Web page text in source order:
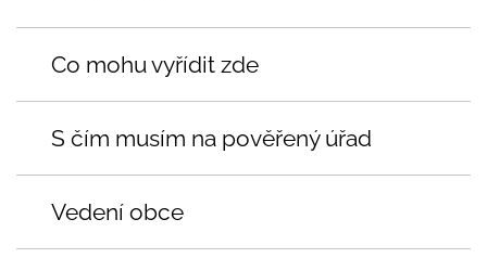
Co mohu vyřídit zde
S čím musím na pověřený úřad
Vedení obce